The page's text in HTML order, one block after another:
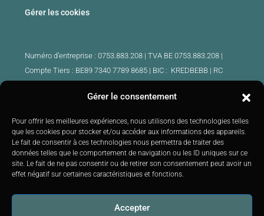
Gérer le consentement
Pour offrir les meilleures expériences, nous utilisons des technologies telles
que les cookies pour stocker et/ou accéder aux informations des appareils.
Le fait de consentir à ces technologies nous permettra de traiter des
données telles que le comportement de navigation ou les ID uniques sur ce
site. Le fait de ne pas consentir ou de retirer son consentement peut avoir un
effet négatif sur certaines caractéristiques et fonctions.
Accepter
Gérer les cookies
Numéro d’entreprise : 0753.883.208 | TVA BE 0753.883.208 |
Compte Tiers : BE89 7340 7789 8685 | BIC : KREDBEBB | RC
IPI 510.425 – IPI 509.754 – IPI 512.791 – IPI : 520.171
IPI 519.992 (stagiaire)
Soumis aucode de déontologie IPI :http://ipi.be |Instance de
contrôle : IPI –Rue du Luxembourg 16B 1000 Bruxelles –